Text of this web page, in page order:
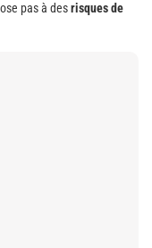
pas à desrisques de